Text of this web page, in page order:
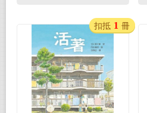
扣抵 1 冊